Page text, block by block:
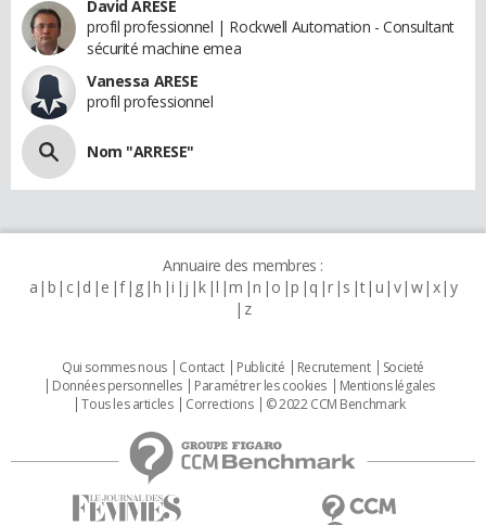
David ARESE
profil professionnel | Rockwell Automation - Consultant
sécurité machine emea
Vanessa ARESE
profil professionnel
Nom "ARRESE"
Annuaire des membres :
a b c d e f g h i j k l m n o p q r s t u v w x y
z
Qui sommes nous Contact Publicité Recrutement
Societé
Données personnelles
Paramétrer les cookies
Mentions légales
Tous les articles
Corrections © 2022 CCM Benchmark